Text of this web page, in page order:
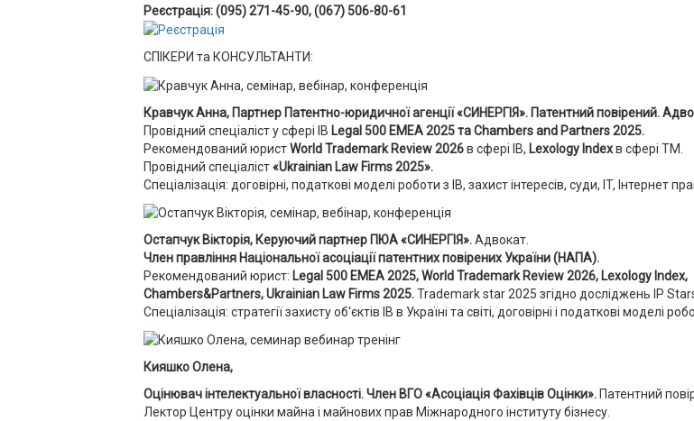
Реєстрація: (095) 271-45-90, (067) 506-80-61
СПІКЕРИ та КОНСУЛЬТАНТИ:
Кравчук Анна, Партнер Патентно-юридичної агенції «СИНЕРГІЯ». Патентний повірений.
Провідний спеціаліст у сфері ІВ Legal 500 EMEA 2025 та Chambers and Partners 2025.
Рекомендований юристWorld Trademark Review 2026в сфері ІВ, Lexology Indexв сфері ТМ.
Провідний спеціаліст«Ukrainian Law Firms 2025».
Спеціалізація: договірні, податкові моделі роботи з ІВ, захист інтересів, суди, IT, Інтернет
Остапчук Вікторія, Керуючий партнер ПЮА «СИНЕРГІЯ».Адвокат.
Член правління Національної асоціації патентних повірених України (НАПА).
Рекомендований юрист: Legal 500 EMEA 2025, World Trademark Review 2026, Lexology Index,
Chambers&Partners, Ukrainian Law Firms 2025.Trademark star 2025 згідно досліджень IP
Спеціалізація: стратегії захисту об'єктів ІВ в Україні та світі, договірні і податкові моделі
Кияшко Олена,
Оцінювач інтелектуальної власності. Член ВГО «Асоціація Фахівців Оцінки». Патентний
Лектор Центру оцінки майна і майнових прав Міжнародного інституту бізнесу.